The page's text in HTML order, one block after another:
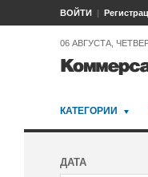
ВОЙТИ
06 АВГУСТА,
КАТЕГОРИИ
ДАТА